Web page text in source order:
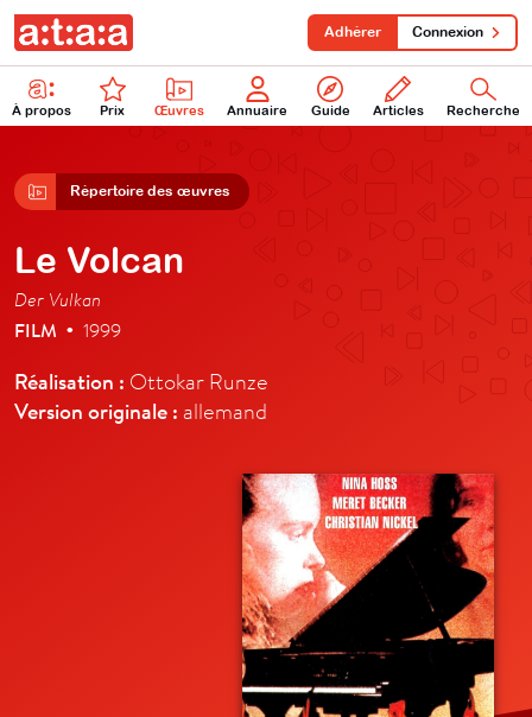
À propos Prix Œuvres Annuaire Guide Articles Recherche
Adhérer Connexion
Répertoire des œuvres
Le Volcan
Der Vulkan
FILM • 1999
Réalisation : Ottokar Runze
Version originale : allemand